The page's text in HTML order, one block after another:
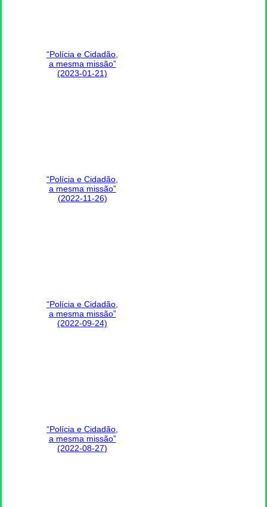
“Polícia e Cidadão,
a mesma missão”
(2023-01-21)
“Polícia e Cidadão,
a mesma missão”
(2022-11-26)
“Polícia e Cidadão,
a mesma missão”
(2022-09-24)
“Polícia e Cidadão,
a mesma missão”
(2022-08-27)